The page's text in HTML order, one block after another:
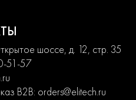
шоссе, д. 12, стр. 35
51-57
B2B: orders@elitech.ru